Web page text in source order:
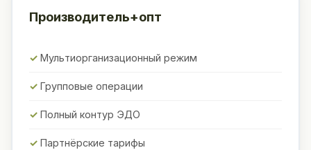
Производитель+опт
Мультиорганизационный режим
Групповые операции
Полный контур ЭДО
Партнёрские тарифы